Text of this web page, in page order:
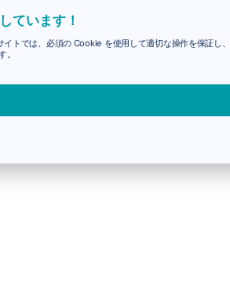
ています！
イトでは、必須の Cookie を使用して適切な操作を保証
。